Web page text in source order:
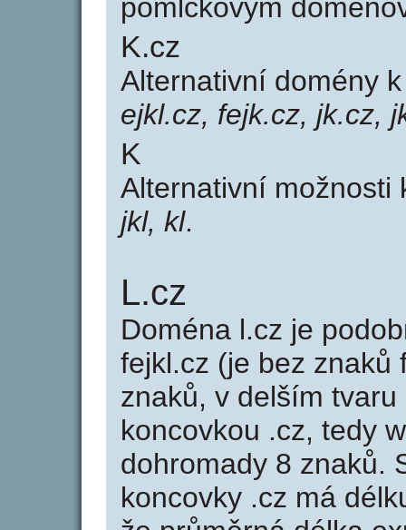
pomlčkovým
K.cz
Alternativní domény
ejkl.cz, fejk.cz, jk.cz,
K
Alternativní možnosti
jkl, kl.
L.cz
Doména l.cz je
fejkl.cz (je bez znaků
znaků, v delším
koncovkou .cz, tedy
dohromady 8 znaků.
koncovky .cz má